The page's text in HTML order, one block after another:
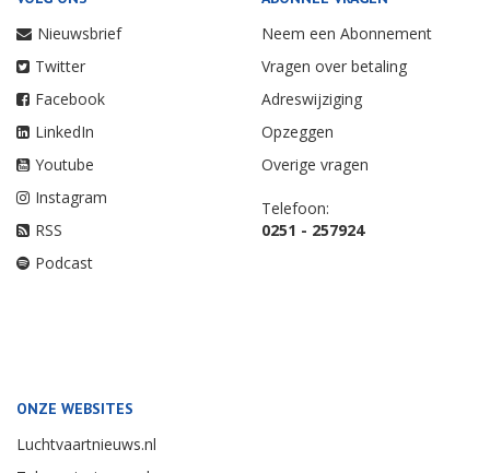
Nieuwsbrief
Twitter
Facebook
LinkedIn
Youtube
Instagram
RSS
Podcast
Neem een Abonnement
Vragen over betaling
Adreswijziging
Opzeggen
Overige vragen
Telefoon:
0251 - 257924
ONZE WEBSITES
Luchtvaartnieuws.nl